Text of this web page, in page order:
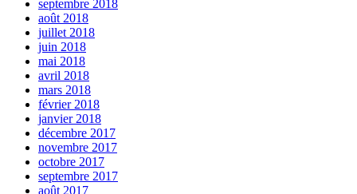
septembre 2018
août 2018
juillet 2018
juin 2018
mai 2018
avril 2018
mars 2018
février 2018
janvier 2018
décembre 2017
novembre 2017
octobre 2017
septembre 2017
août 2017